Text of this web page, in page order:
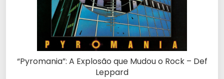
“Pyromania”: A Explosão que Mudou o Rock – Def
Leppard